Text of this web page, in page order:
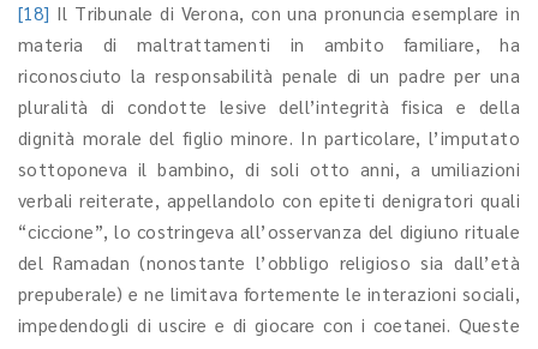
[18] Il Tribunale di Verona, con una pronuncia esemplare in
materia di maltrattamenti in ambito familiare, ha
riconosciuto la responsabilità penale di un padre per una
pluralità di condotte lesive dell’integrità fisica e della
dignità morale del figlio minore. In particolare, l’imputato
sottoponeva il bambino, di soli otto anni, a umiliazioni
verbali reiterate, appellandolo con epiteti denigratori quali
“ciccione”, lo costringeva all’osservanza del digiuno rituale
del Ramadan (nonostante l’obbligo religioso sia dall’età
prepuberale) e ne limitava fortemente le interazioni sociali,
impedendogli di uscire e di giocare con i coetanei. Queste